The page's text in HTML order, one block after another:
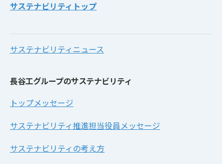
サステナビリティトップ
サステナビリティニュース
長谷工グループのサステナビリティ
トップメッセージ
サステナビリティ推進担当役員メッセージ
サステナビリティの考え方